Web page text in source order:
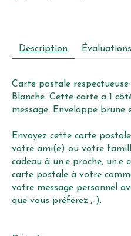
Description
Carte postale
Blanche. Cette carte a 1
message. Enveloppe brune
Envoyez cette carte
votre ami(e) ou votre
cadeau à un.e proche, un.e
carte postale à votre
votre message personnel
que vous préférez ;-).